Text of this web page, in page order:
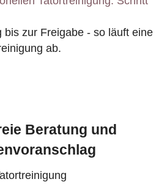
bis zur Freigabe - so läuft eine
ab.
Beratung und